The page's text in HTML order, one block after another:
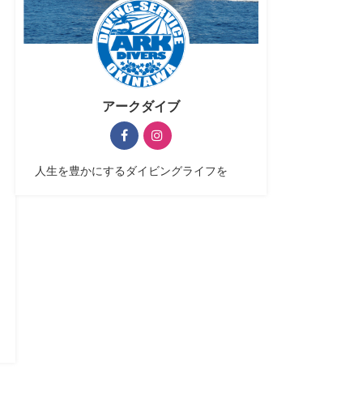
アークダイブ
人生を豊かにするダイビングライフを